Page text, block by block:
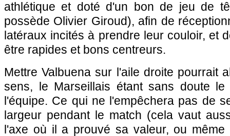
athlétique et doté d'un bon de jeu de
possède Olivier Giroud), afin de
latéraux incités à prendre leur couloir, et
être rapides et bons centreurs.
Mettre Valbuena sur l'aile droite pourrait
sens, le Marseillais étant sans doute le
l'équipe. Ce qui ne l'empêchera pas de
largeur pendant le match (cela vaut
l'axe où il a prouvé sa valeur, ou